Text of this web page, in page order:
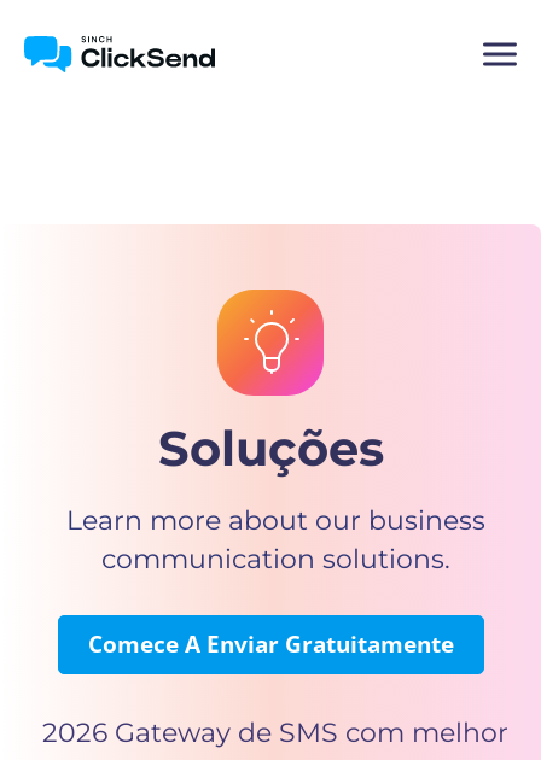
Soluções
Learn more about our business
communication solutions.
Comece A Enviar Gratuitamente
2026 Gateway de SMS com melhor